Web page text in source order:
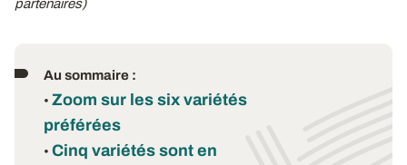
partenaires)
Au sommaire :
• Zoom sur les six variétés
préférées
• Cinq variétés sont en